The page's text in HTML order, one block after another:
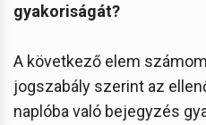
gyakoriságát?
A következő elem
jogszabály szerint az
naplóba való bejegyzés